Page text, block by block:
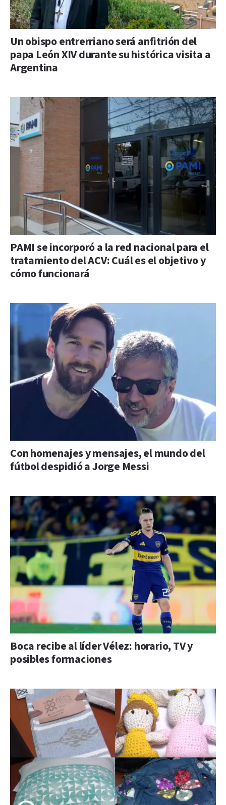
Un obispo entrerriano será anfitrión del
papa León XIV durante su histórica visita a
Argentina
PAMI se incorporó a la red nacional para el
tratamiento del ACV: Cuál es el objetivo y
cómo funcionará
Con homenajes y mensajes, el mundo del
fútbol despidió a Jorge Messi
Boca recibe al líder Vélez: horario, TV y
posibles formaciones